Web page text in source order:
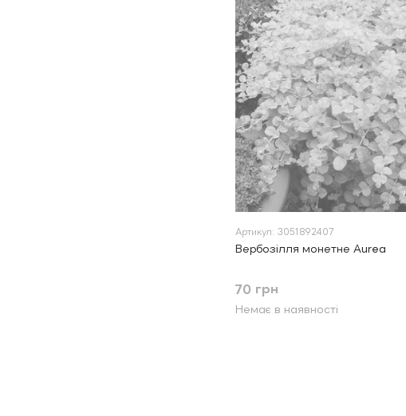
Артикул: 3051892407
Вербозілля монетне Aurea
70 грн
Немає в наявності